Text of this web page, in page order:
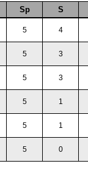
Sp S
5 4
5 3
5 3
5 1
5 1
5 0